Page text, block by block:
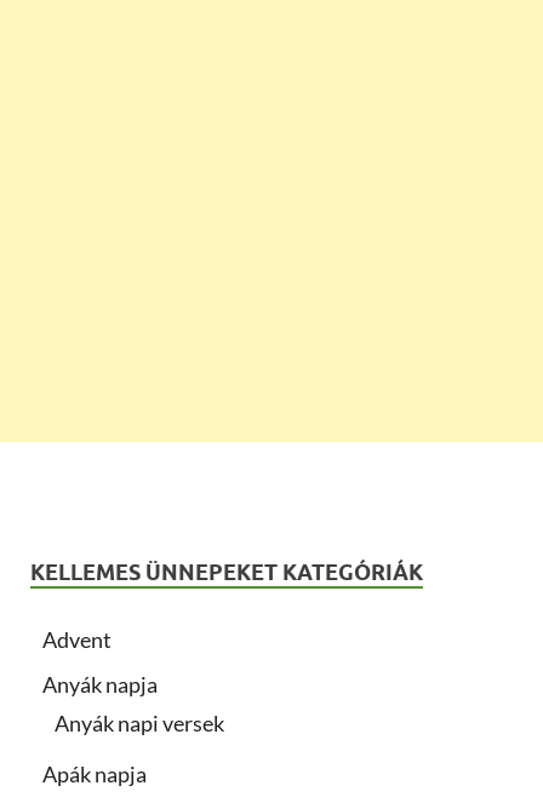
KELLEMES ÜNNEPEKET KATEGÓRIÁK
Advent
Anyák napja
Anyák napi versek
Apák napja